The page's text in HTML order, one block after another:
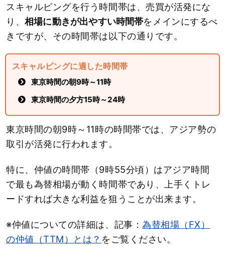
スキャルピングを行う時間帯は、売買が活発にな
り、相場に動きが出やすい時間帯をメインにするべ
きですが、その時間帯は以下の通りです。
スキャルピングに適した時間帯
東京時間の朝9時～11時
東京時間の夕方15時～24時
東京時間の朝9時～11時の時間帯では、アジア勢の
取引が活発に行われます。
特に、仲値の時間帯（9時55分頃）はアジア時間
で最も為替相場が動く時間帯であり、上手くトレ
ードすれば大きな利益を狙うことが出来ます。
※仲値についての詳細は、記事：為替相場（FX）
の仲値（TTM）とは？ をご覧ください。